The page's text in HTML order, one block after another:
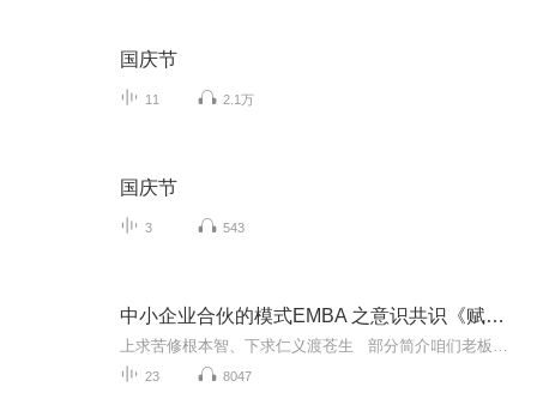
国庆节
11 2.1万
国庆节
3 543
中小企业合伙的模式EMBA 之意识共识《赋能一》
23 8047